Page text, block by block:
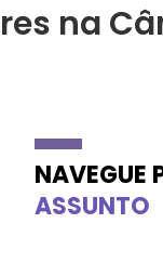
na
NAVEGUE
ASSUNTO